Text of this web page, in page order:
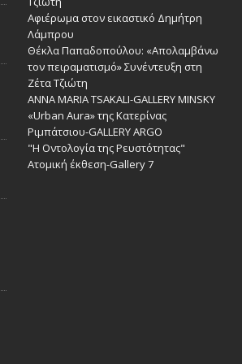
Αφιέρωμα στον εικαστικό Δημήτρη
Λάμπρου
Θέκλα Παπαδοπούλου: «Απολαμβάνω
τον πειραματισμό» Συνέντευξη στη
Ζέτα Τζιώτη
ANNA MARIA TSAKALI-GALLERY MINSKY
«Urban Aura» της Κατερίνας
Ριμπάτσιου-GALLERY ARGO
"Η Οντολογία της Ρευστότητας"
Ατομική έκθεση-Gallery 7